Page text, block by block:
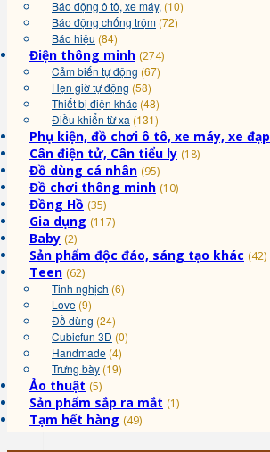
Báo động ô tô, xe máy, (10)
Báo động chống trộm (72)
Báo hiệu (84)
Điện thông minh (274)
Cảm biến tự động (67)
Hẹn giờ tự động (58)
Thiết bị điện khác (48)
Điều khiển từ xa (131)
Phụ kiện, đồ chơi ô tô, xe máy, xe đạp
Cân điện tử, Cân tiểu ly (18)
Đồ dùng cá nhân (95)
Đồ chơi thông minh (10)
Đồng Hồ (35)
Gia dụng (117)
Baby (2)
Sản phẩm độc đáo, sáng tạo khác (42)
Teen (62)
Tinh nghịch (6)
Love (9)
Đồ dùng (24)
Cubicfun 3D (0)
Handmade (4)
Trưng bày (19)
Ảo thuật (5)
Sản phẩm sắp ra mắt (1)
Tạm hết hàng (49)